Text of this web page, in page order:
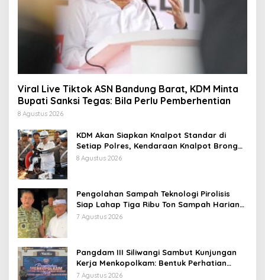
Viral Live Tiktok ASN Bandung Barat, KDM Minta
Bupati Sanksi Tegas: Bila Perlu Pemberhentian
8 Agustus 2026
KDM Akan Siapkan Knalpot Standar di
Setiap Polres, Kendaraan Knalpot Brong
Tertangkap Langsung Ganti
8 Agustus 2026
Pengolahan Sampah Teknologi Pirolisis
Siap Lahap Tiga Ribu Ton Sampah Harian
Jawa Barat
7 Agustus 2026
Pangdam III Siliwangi Sambut Kunjungan
Kerja Menkopolkam: Bentuk Perhatian
Pemerintah
7 Agustus 2026